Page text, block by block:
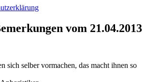
vom 21.04.2013
sich selber vormachen, das macht ihnen so